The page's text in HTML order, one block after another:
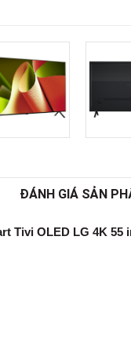
ĐÁNH GIÁ SẢN
Tivi OLED LG 4K 55